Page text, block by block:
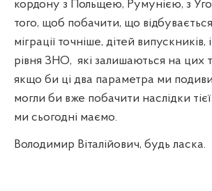
кордону з Польщею, Румунією, з
того, щоб побачити, що
міграції точніше, дітей випускників,
рівня ЗНО, які залишаються на цих
якщо би ці два параметра ми
могли би вже побачити наслідки
ми сьогодні маємо.
Володимир Віталійович, будь ласка.